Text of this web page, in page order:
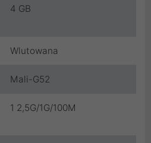
4 GB
Wlutowana
Mali-G52
1 2,5G/1G/100M